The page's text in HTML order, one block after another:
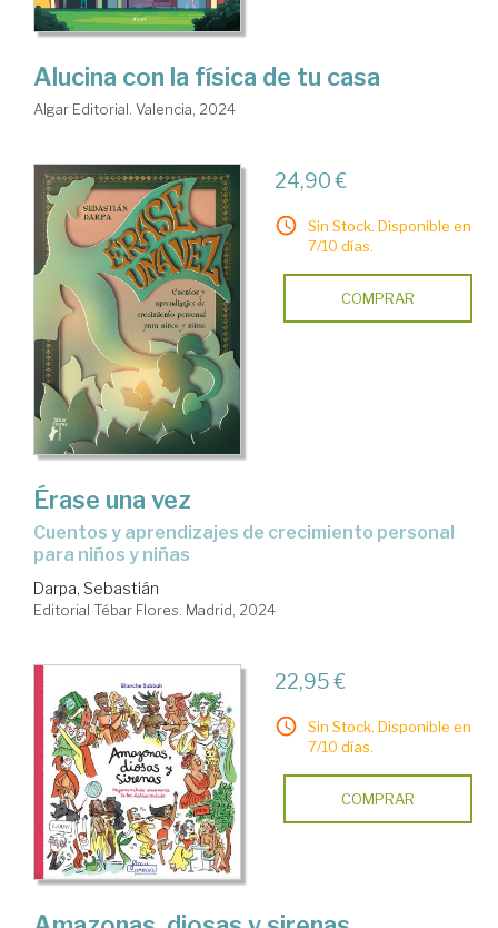
Alucina con la física de tu casa
Algar Editorial. Valencia, 2024
24,90 €
Sin Stock. Disponible en
7/10 días.
COMPRAR
Érase una vez
Cuentos y aprendizajes de crecimiento personal
para niños y niñas
Darpa, Sebastián
Editorial Tébar Flores. Madrid, 2024
22,95 €
Sin Stock. Disponible en
7/10 días.
COMPRAR